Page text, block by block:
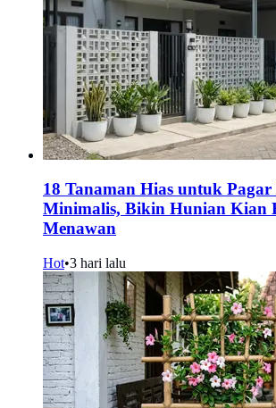
18 Tanaman Hias untuk
Minimalis, Bikin Hunian Kian
Menawan
Hot•3 hari lalu